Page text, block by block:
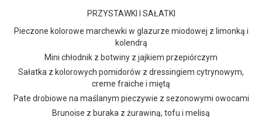
PRZYSTAWKI I SAŁATKI
Pieczone kolorowe marchewki w glazurze miodowej z limonką i
kolendrą
Mini chłodnik z botwiny z jajkiem przepiórczym
Sałatka z kolorowych pomidorów z dressingiem cytrynowym,
creme fraiche i miętą
Pate drobiowe na maślanym pieczywie z sezonowymi owocami
Brunoise z buraka z żurawiną, tofu i melisą